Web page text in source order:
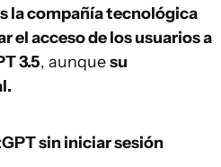
la compañía tecnológica
el acceso de los usuarios a
3.5, aunquesu
sin iniciar sesión